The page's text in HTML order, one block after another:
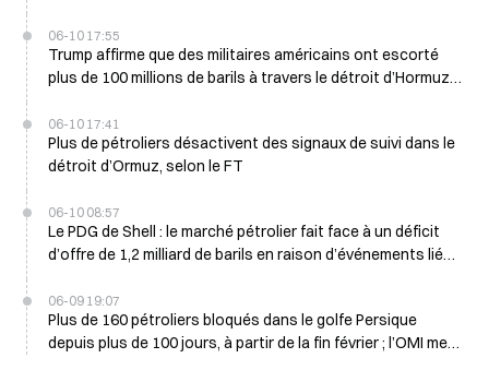
06-10 17:55
Trump affirme que des militaires américains ont escorté
plus de 100 millions de barils à travers le détroit d’Hormuz
06-10 17:41
Plus de pétroliers désactivent des signaux de suivi dans le
détroit d’Ormuz, selon le FT
06-10 08:57
Le PDG de Shell : le marché pétrolier fait face à un déficit
d’offre de 1,2 milliard de barils en raison d’événements liés
06-09 19:07
Plus de 160 pétroliers bloqués dans le golfe Persique
depuis plus de 100 jours, à partir de la fin février ; l’OMI met